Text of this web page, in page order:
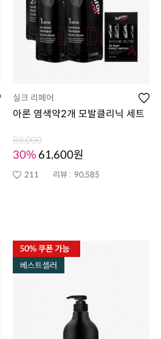
실크 리페어
아론 염색약2개 모발클리닉 세트
88,000
30% 61,600원
211 리뷰 : 90,585